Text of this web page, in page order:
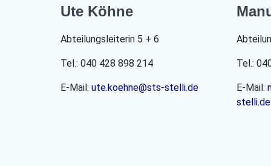
Ute Köhne
Abteilungsleiterin 5 + 6
Tel.: 040 428 898 214
E-Mail:ute.koehne@sts-stelli.de
Tel.:
E-Mail:
stelli.de